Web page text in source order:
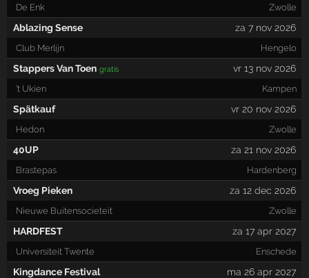
De Enk Zwolle
Ablazing Sense za 7 nov 2026
Club Merlijn Hengelo
Stappers Van Toen gratis vr 13 nov 2026
't Ukien Kampen
Spätkauf vr 20 nov 2026
Hedon Zwolle
40UP za 21 nov 2026
Brastepas Hardenberg
Vroeg Pieken za 12 dec 2026
Nieuwe Buitensocieteit Zwolle
HARDFEST za 17 apr 2027
Universiteit Twente Enschede
Kingdance Festival ma 26 apr 2027